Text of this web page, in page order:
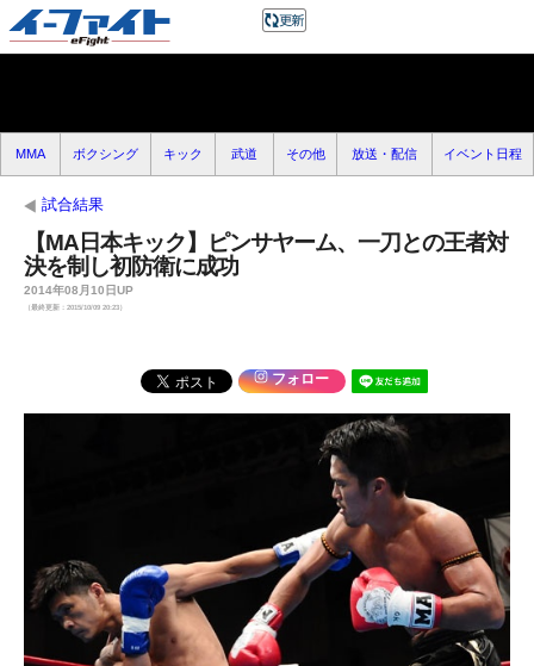
MMA ボクシング キック 武道 その他 放送・配信 イベント日程
試合結果
【MA日本キック】ピンサヤーム、一刀との王者対
決を制し初防衛に成功
2014年08月10日UP
（最終更新：2015/10/09 20:23）
フォロー